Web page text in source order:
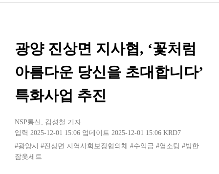
광양 진상면 지사협, ‘꽃처럼
아름다운 당신을 초대합니다’
특화사업 추진
NSP통신 , 김성철 기자
입력 2025-12-01 15:06 업데이트 2025-12-01 15:06 KRD7
#광양시
#진상면 지역사회보장협의체 #수익금 #염소탕 #방한
잠옷세트